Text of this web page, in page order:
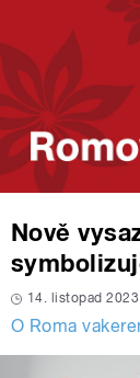
Nově
14. listopad 2023
O Roma